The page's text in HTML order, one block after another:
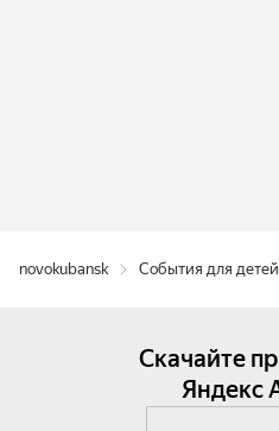
novokubansk События для детей
Скачайте
Яндекс